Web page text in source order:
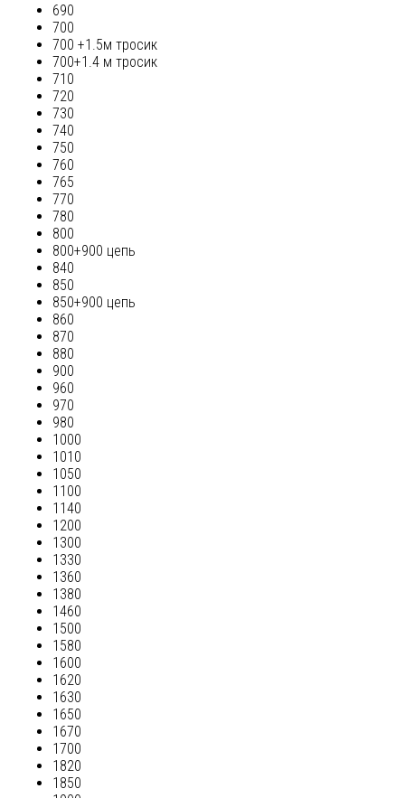
690
700
700 +1.5м тросик
700+1.4 м тросик
710
720
730
740
750
760
765
770
780
800
800+900 цепь
840
850
850+900 цепь
860
870
880
900
960
970
980
1000
1010
1050
1100
1140
1200
1300
1330
1360
1380
1460
1500
1580
1600
1620
1630
1650
1670
1700
1820
1850